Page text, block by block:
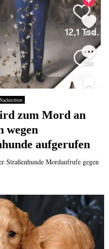
zum Mord an
wegen
aufgerufen
Straßenhunde Mordaufrufe gegen